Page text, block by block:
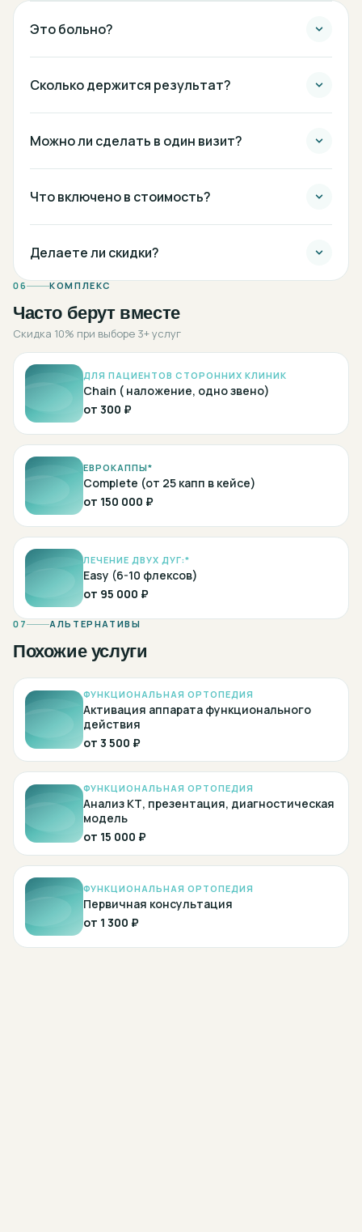
Это больно?
Сколько держится результат?
Можно ли сделать в один визит?
Что включено в стоимость?
Делаете ли скидки?
06 КОМПЛЕКС
Часто берут вместе
Скидка 10% при выборе 3+ услуг
ДЛЯ ПАЦИЕНТОВ СТОРОННИХ КЛИНИК
Chain ( наложение, одно звено)
от 300 ₽
ЕВРОКАППЫ*
Complete (от 25 капп в кейсе)
от 150 000 ₽
ЛЕЧЕНИЕ ДВУХ ДУГ:*
Easy (6-10 флексов)
от 95 000 ₽
07 АЛЬТЕРНАТИВЫ
Похожие услуги
ФУНКЦИОНАЛЬНАЯ ОРТОПЕДИЯ
Активация аппарата функционального
действия
от 3 500 ₽
ФУНКЦИОНАЛЬНАЯ ОРТОПЕДИЯ
Анализ КТ, презентация, диагностическая
модель
от 15 000 ₽
ФУНКЦИОНАЛЬНАЯ ОРТОПЕДИЯ
Первичная консультация
от 1 300 ₽